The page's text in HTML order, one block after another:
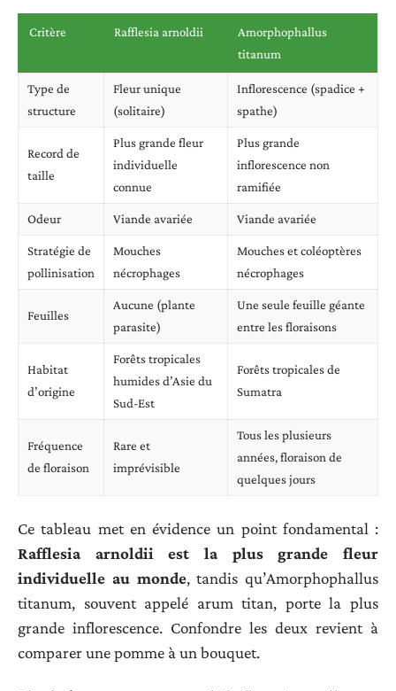
Critère Rafflesia arnoldii
Amorphophallus
titanum
Type de
structure
Fleur unique
(solitaire)
Inflorescence (spadice +
spathe)
Record de
taille
Plus grande fleur
individuelle
connue
Plus grande
inflorescence non
ramifiée
Odeur Viande avariée Viande avariée
Stratégie de
pollinisation
Mouches
nécrophages
Mouches et coléoptères
nécrophages
Feuilles
Aucune (plante
parasite)
Une seule feuille géante
entre les floraisons
Habitat
d’origine
Forêts tropicales
humides d’Asie du
Sud-Est
Forêts tropicales de
Sumatra
Fréquence
de floraison
Rare et
imprévisible
Tous les plusieurs
années, floraison de
quelques jours
Ce tableau met en évidence un point fondamental :
Rafflesia arnoldii est la plus grande fleur
individuelle au monde, tandis qu’Amorphophallus
titanum, souvent appelé arum titan, porte la plus
grande inflorescence. Confondre les deux revient à
comparer une pomme à un bouquet.